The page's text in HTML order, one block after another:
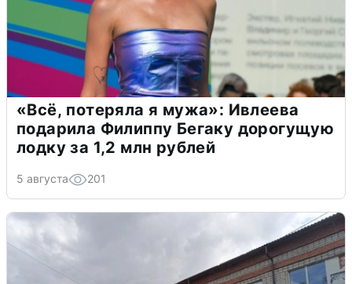
«Всё, потеряла я мужа»: Ивлеева
подарила Филиппу Бегаку дорогущую
лодку за 1,2 млн рублей
5 августа 201